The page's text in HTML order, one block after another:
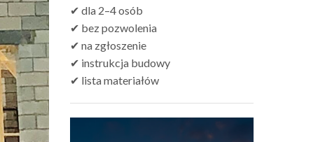
✔ dla 2–4 osób
✔ bez pozwolenia
✔ na zgłoszenie
✔ instrukcja budowy
✔ lista materiałów